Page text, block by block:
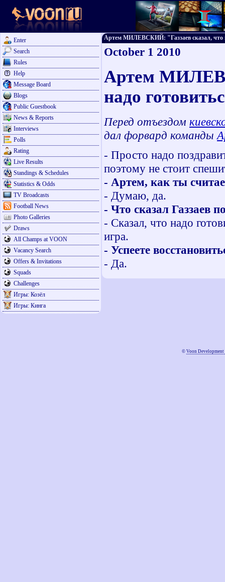
Enter
Search
Rules
Help
Message Board
Blogs
Public Guestbook
News & Reports
Interviews
Polls
Rating
Live Results
Standings & Schedules
Statistics & Odds
TV Broadcasts
Football News
Photo Galleries
Draws
All Champs at VOON
Vacancy Search
Offers & Invitations
Squads
Challenges
Игры: Козёл
Игры: Кинга
Артем МИЛЕВСКИЙ: "Газзаев сказал, что
October 1 2010
Артем
надо
Перед отъездом
дал форвард команды
- Просто надо
поэтому не стоит
- Артем, как ты
- Думаю, да.
- Что сказал Газзаев
- Сказал, что надо
игра.
- Успеете
- Да.
© Voon Development